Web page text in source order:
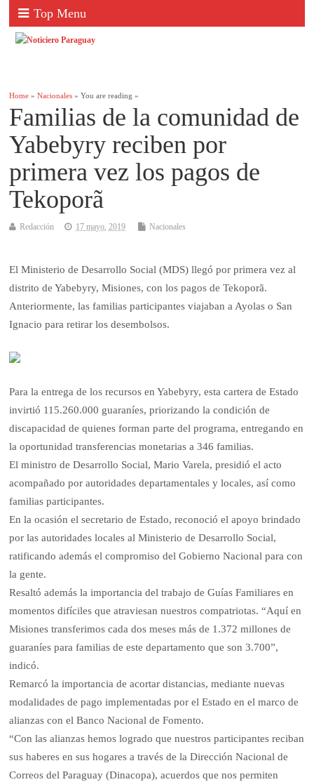
Top Menu
Home »Nacionales » You are reading »
Familias de la comunidad de
Yabebyry reciben por
primera vez los pagos de
Tekoporã
Redacción 17 mayo, 2019 Nacionales
El Ministerio de Desarrollo Social (MDS) llegó por primera vez al
distrito de Yabebyry, Misiones, con los pagos de Tekoporã.
Anteriormente, las familias participantes viajaban a Ayolas o San
Ignacio para retirar los desembolsos.
Para la entrega de los recursos en Yabebyry, esta cartera de Estado
invirtió 115.260.000 guaraníes, priorizando la condición de
discapacidad de quienes forman parte del programa, entregando en
la oportunidad transferencias monetarias a 346 familias.
El ministro de Desarrollo Social, Mario Varela, presidió el acto
acompañado por autoridades departamentales y locales, así como
familias participantes.
En la ocasión el secretario de Estado, reconoció el apoyo brindado
por las autoridades locales al Ministerio de Desarrollo Social,
ratificando además el compromiso del Gobierno Nacional para con
la gente.
Resaltó además la importancia del trabajo de Guías Familiares en
momentos difíciles que atraviesan nuestros compatriotas. “Aquí en
Misiones transferimos cada dos meses más de 1.372 millones de
guaraníes para familias de este departamento que son 3.700”,
indicó.
Remarcó la importancia de acortar distancias, mediante nuevas
modalidades de pago implementadas por el Estado en el marco de
alianzas con el Banco Nacional de Fomento.
“Con las alianzas hemos logrado que nuestros participantes reciban
sus haberes en sus hogares a través de la Dirección Nacional de
Correos del Paraguay (Dinacopa), acuerdos que nos permiten